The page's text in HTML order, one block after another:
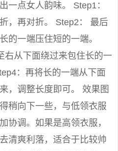
一点女人韵味。 Step1：
，再对折。 Step2： 最后
的一端压住短的一端。
右从下面绕过来包住长的一
：再将长的一端从下面
，调整长度即可。 效果图
稍向下一些，与低领衣服
协调。如果是高领衣服，
清爽利落，适合于比较帅